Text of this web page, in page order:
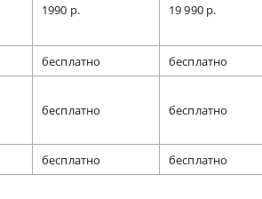
1990 р. 19 990 р.
бесплатно бесплатно
бесплатно бесплатно
бесплатно бесплатно